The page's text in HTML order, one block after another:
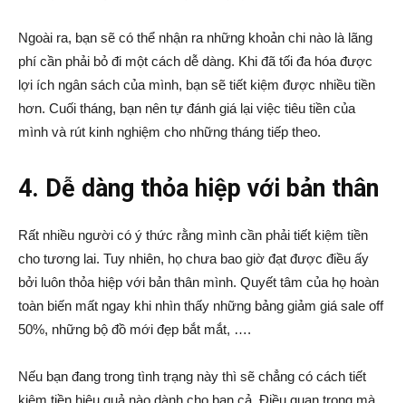
Ngoài ra, bạn sẽ có thể nhận ra những khoản chi nào là lãng
phí cần phải bỏ đi một cách dễ dàng. Khi đã tối đa hóa được
lợi ích ngân sách của mình, bạn sẽ tiết kiệm được nhiều tiền
hơn. Cuối tháng, bạn nên tự đánh giá lại việc tiêu tiền của
mình và rút kinh nghiệm cho những tháng tiếp theo.
4. Dễ dàng thỏa hiệp với bản thân
Rất nhiều người có ý thức rằng mình cần phải tiết kiệm tiền
cho tương lai. Tuy nhiên, họ chưa bao giờ đạt được điều ấy
bởi luôn thỏa hiệp với bản thân mình. Quyết tâm của họ hoàn
toàn biến mất ngay khi nhìn thấy những bảng giảm giá sale off
50%, những bộ đồ mới đẹp bắt mắt, ….
Nếu bạn đang trong tình trạng này thì sẽ chẳng có cách tiết
kiệm tiền hiệu quả nào dành cho bạn cả. Điều quan trọng mà